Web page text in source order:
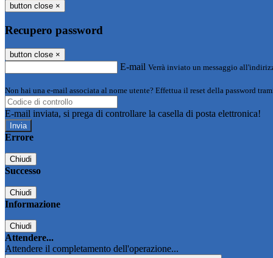
button close ×
Recupero password
button close ×
E-mail Verrà inviato un messaggio
Non hai una e-mail associata al nome utente? Effettua il reset della password
E-mail inviata, si prega di controllare la casella di posta elettronica!
Errore
Chiudi
Successo
Chiudi
Informazione
Chiudi
Attendere...
Attendere il completamento dell'operazione...